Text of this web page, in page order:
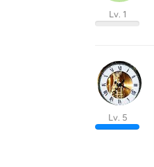
Lv. 1
Lv. 5